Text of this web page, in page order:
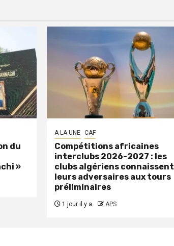
du
»
A LA UNE CAF
Compétitions africaines
interclubs 2026-2027 : les
clubs algériens connaissent
leurs adversaires aux tours
préliminaires
1 jour il y a APS